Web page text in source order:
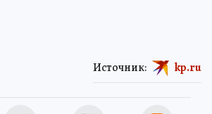
Источник: kp.ru